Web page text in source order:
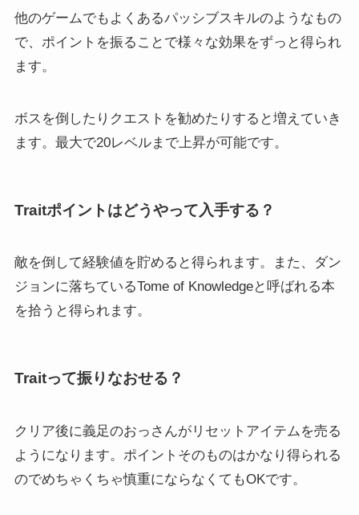
他のゲームでもよくあるパッシブスキルのようなもの
で、ポイントを振ることで様々な効果をずっと得られ
ます。
ボスを倒したりクエストを勧めたりすると増えていき
ます。最大で20レベルまで上昇が可能です。
Traitポイントはどうやって入手する？
敵を倒して経験値を貯めると得られます。また、ダン
ジョンに落ちているTome of Knowledgeと呼ばれる本
を拾うと得られます。
Traitって振りなおせる？
クリア後に義足のおっさんがリセットアイテムを売る
ようになります。ポイントそのものはかなり得られる
のでめちゃくちゃ慎重にならなくてもOKです。